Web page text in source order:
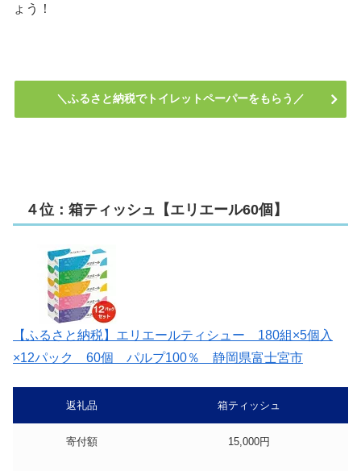
ょう！
＼ふるさと納税でトイレットペーパーをもらう／
４位：箱ティッシュ【エリエール60個】
【ふるさと納税】エリエールティシュー 180組×5個入
×12パック 60個 パルプ100％ 静岡県富士宮市
返礼品 箱ティッシュ
寄付額 15,000円